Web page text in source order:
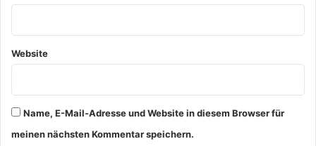
Website
Name, E-Mail-Adresse und Website in diesem Browser für
meinen nächsten Kommentar speichern.